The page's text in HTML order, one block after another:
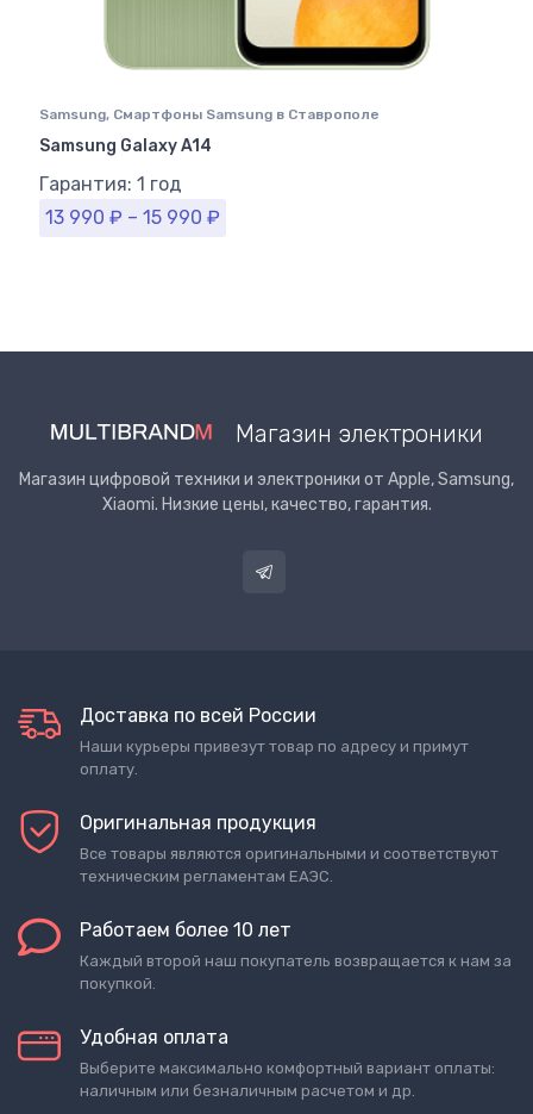
Samsung, Смартфоны Samsung в Ставрополе
Samsung Galaxy A14
Гарантия: 1 год
13 990 ₽ – 15 990 ₽
Магазин электроники
Магазин цифровой техники и электроники от Apple, Samsung,
Xiaomi. Низкие цены, качество, гарантия.
Доставка по всей России
Наши курьеры привезут товар по адресу и примут
оплату.
Оригинальная продукция
Все товары являются оригинальными и соответствуют
техническим регламентам ЕАЭС.
Работаем более 10 лет
Каждый второй наш покупатель возвращается к нам за
покупкой.
Удобная оплата
Выберите максимально комфортный вариант оплаты:
наличным или безналичным расчетом и др.